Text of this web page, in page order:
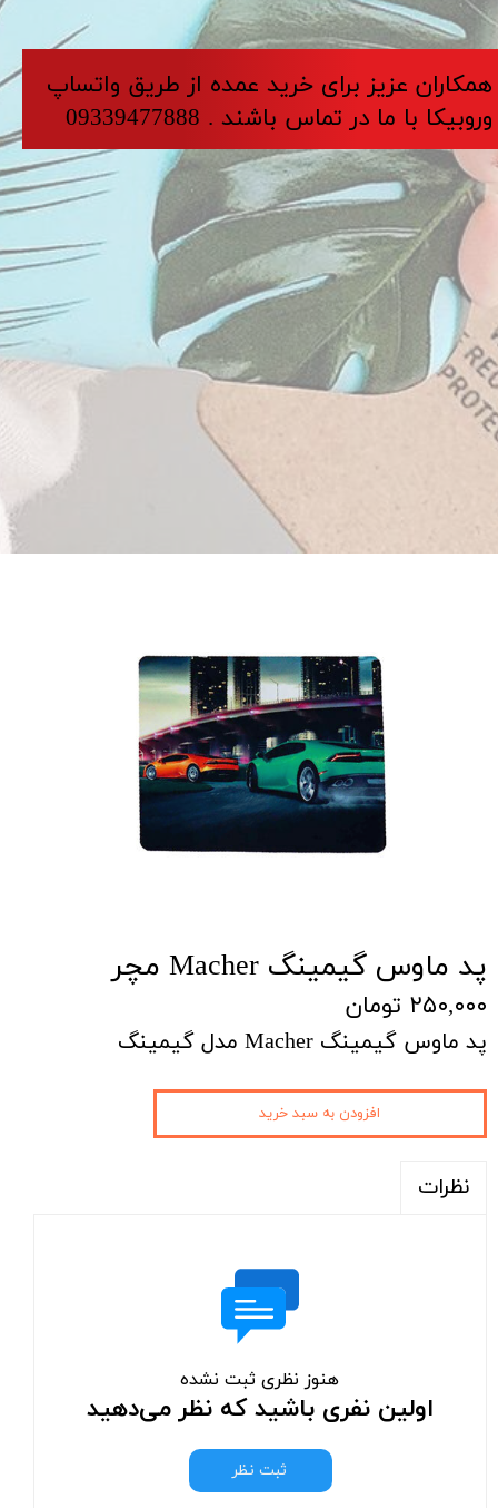
​​​همکاران عزیز برای خرید عمده از طریق واتساپ
وروبیکا با ما در تماس باشند . 09339477888
پد ماوس گیمینگ Macher مچر
۲۵۰,۰۰۰ تومان
پد ماوس گیمینگ Macher مدل گیمینگ
افزودن به سبد خرید
نظرات
هنوز نظری ثبت نشده
اولین نفری باشید که نظر می‌دهید
ثبت نظر